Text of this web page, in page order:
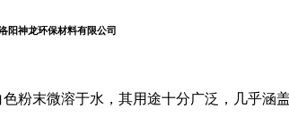
阳神龙环保材料有限公司
粉末微溶于水，其用途十分广泛，几乎